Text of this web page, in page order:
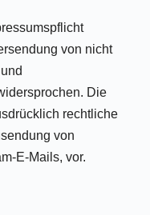
von nicht
Die
rechtliche
von
E-Mails, vor.